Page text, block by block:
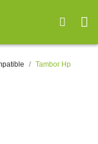
Tambor Hp